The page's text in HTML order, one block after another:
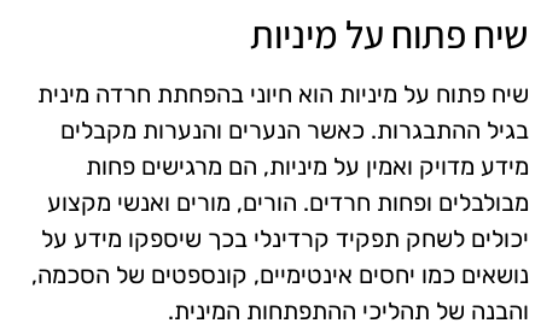
שיח פתוח על מיניות
שיח פתוח על מיניות הוא חיוני בהפחתת חרדה מינית
בגיל ההתבגרות. כאשר הנערים והנערות מקבלים
מידע מדויק ואמין על מיניות, הם מרגישים פחות
מבולבלים ופחות חרדים. הורים, מורים ואנשי מקצוע
יכולים לשחק תפקיד קרדינלי בכך שיספקו מידע על
נושאים כמו יחסים אינטימיים, קונספטים של הסכמה,
והבנה של תהליכי ההתפתחות המינית.